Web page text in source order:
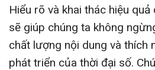
Hiểu rõ và khai thác hiệu
sẽ giúp chúng ta không
chất lượng nội dung và thích
phát triển của thời đại số.